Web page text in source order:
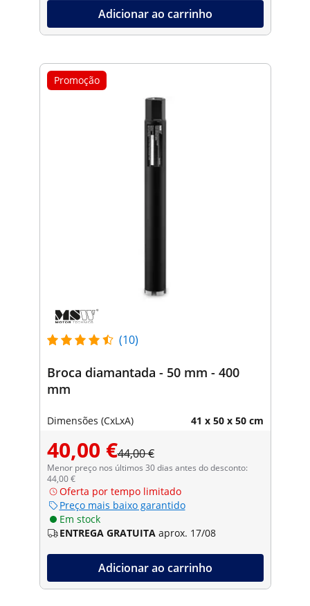
Adicionar ao carrinho
Promoção
(10)
Broca diamantada - 50 mm - 400
mm
Dimensões (CxLxA) 41 x 50 x 50 cm
40,00 €44,00 €
Menor preço nos últimos 30 dias antes do desconto:
44,00 €
Oferta por tempo limitado
Preço mais baixo garantido
Em stock
ENTREGA GRATUITA aprox. 17/08
Adicionar ao carrinho